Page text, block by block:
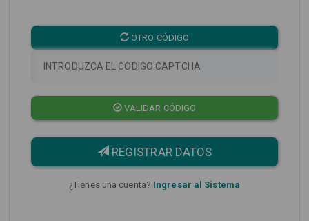
OTRO CÓDIGO
VALIDAR CÓDIGO
REGISTRAR DATOS
¿Tienes una cuenta? Ingresar al Sistema